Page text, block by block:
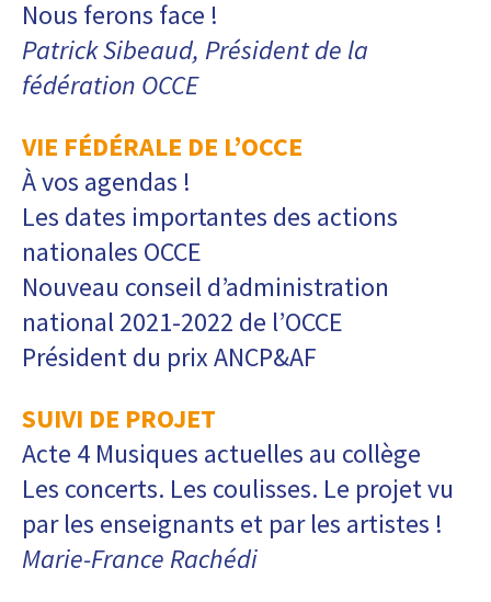
Nous ferons face !
Patrick Sibeaud, Président de la
fédération OCCE
VIE FÉDÉRALE DE L’OCCE
À vos agendas !
Les dates importantes des actions
nationales OCCE
Nouveau conseil d’administration
national 2021-2022 de l’OCCE
Président du prix ANCP&AF
SUIVI DE PROJET
Acte 4 Musiques actuelles au collège
Les concerts. Les coulisses. Le projet vu
par les enseignants et par les artistes !
Marie-France Rachédi